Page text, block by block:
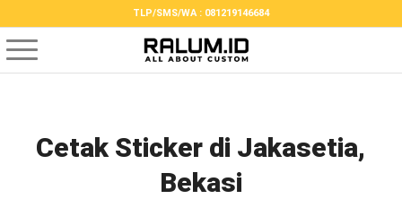
TLP/SMS/WA : 081219146684
Cetak Sticker di Jakasetia,
Bekasi